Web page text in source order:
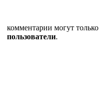
комментарии могут только
пользователи.